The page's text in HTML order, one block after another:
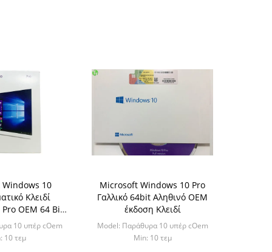
10
Κλειδί
OEM 64 Bit
Builder
10 υπέρ cOem
10 τεμ
Microsoft Windows 10 Pro
Γαλλικό 64bit Αληθινό OEM
έκδοση Κλειδί
Model: Παράθυρα 10 υπέρ cOem
Min: 10 τεμ